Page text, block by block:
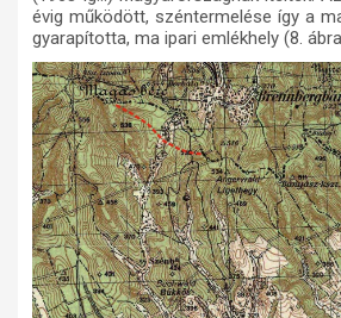
évig működött, széntermelése így a
gyarapította, ma ipari emlékhely (8.